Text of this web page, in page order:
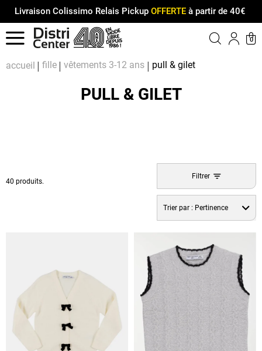
Livraison Colissimo Relais Pickup OFFERTEà partir de 40€
Menu
0
accueil fille vêtements 3-12 ans pull & gilet
PULL & GILET
40 produits.
Filtrer
Trier par : Pertinence